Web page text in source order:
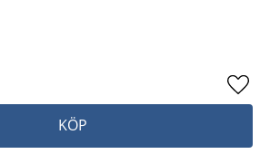
KÖP
Lägg